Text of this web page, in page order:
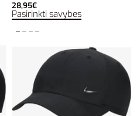
28,95€
Pasirinkti savybes